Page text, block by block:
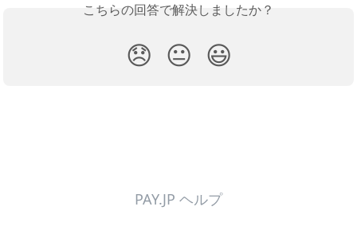
こちらの回答で解決しましたか？
😞 😐 😃
PAY.JP ヘルプ